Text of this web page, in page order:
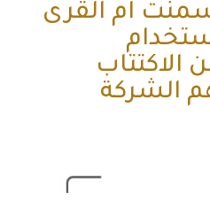
ام القرى
الاكتتاب
الشركة